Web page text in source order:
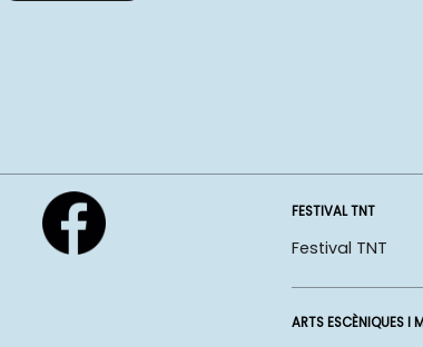
FESTIVAL TNT
Festival TNT
ARTS ESCÈNIQUES I